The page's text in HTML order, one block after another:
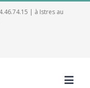
| à Istres au